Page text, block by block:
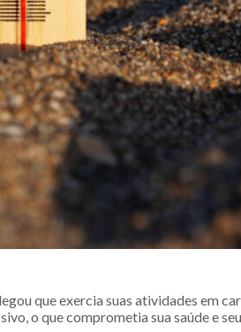
que exercia suas atividades em
o que comprometia sua saúde e